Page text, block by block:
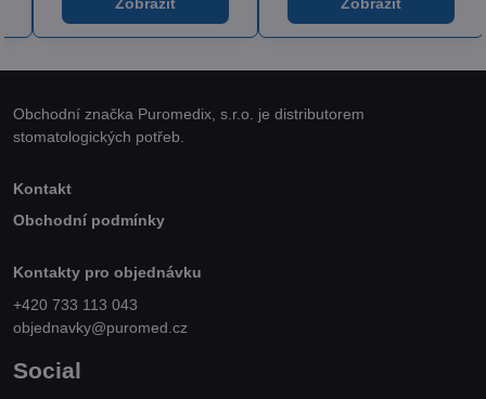
Obchodní značka Puromedix, s.r.o. je distributorem
stomatologických potřeb.
Kontakt
Obchodní podmínky
Kontakty pro objednávku
+420 733 113 043
objednavky@puromed.cz
Social